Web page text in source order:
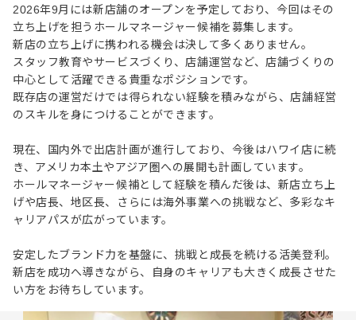
2026年9月には新店舗のオープンを予定しており、今回はその
立ち上げを担うホールマネージャー候補を募集します。
新店の立ち上げに携われる機会は決して多くありません。
スタッフ教育やサービスづくり、店舗運営など、店舗づくりの
中心として活躍できる貴重なポジションです。
既存店の運営だけでは得られない経験を積みながら、店舗経営
のスキルを身につけることができます。
現在、国内外で出店計画が進行しており、今後はハワイ店に続
き、アメリカ本土やアジア圏への展開も計画しています。
ホールマネージャー候補として経験を積んだ後は、新店立ち上
げや店長、地区長、さらには海外事業への挑戦など、多彩なキ
ャリアパスが広がっています。
安定したブランド力を基盤に、挑戦と成長を続ける活美登利。
新店を成功へ導きながら、自身のキャリアも大きく成長させた
い方をお待ちしています。